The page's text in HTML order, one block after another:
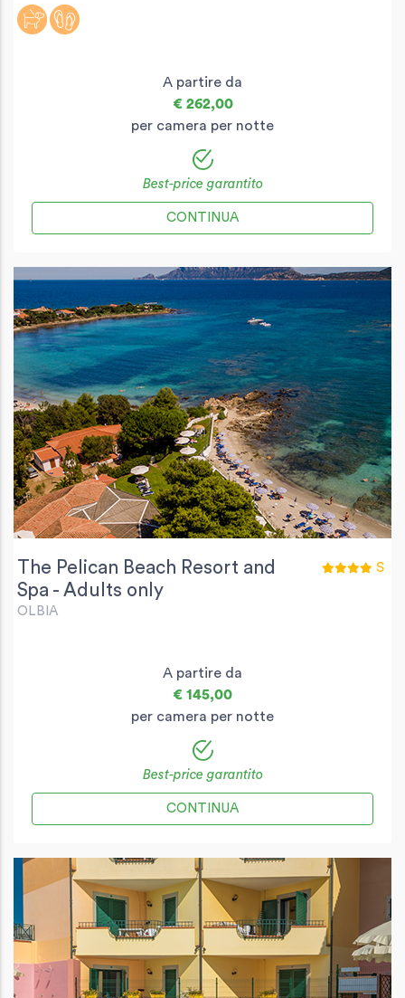
A partire da
€ 262,00
per camera per notte
Best-price garantito
CONTINUA
The Pelican Beach Resort and
Spa - Adults only
OLBIA
S
A partire da
€ 145,00
per camera per notte
Best-price garantito
CONTINUA